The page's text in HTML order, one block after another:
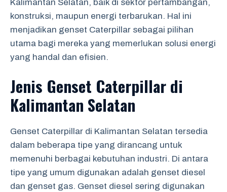
Kalimantan Selatan, baik di sektor pertambangan,
konstruksi, maupun energi terbarukan. Hal ini
menjadikan genset Caterpillar sebagai pilihan
utama bagi mereka yang memerlukan solusi energi
yang handal dan efisien.
Jenis Genset Caterpillar di
Kalimantan Selatan
Genset Caterpillar di Kalimantan Selatan tersedia
dalam beberapa tipe yang dirancang untuk
memenuhi berbagai kebutuhan industri. Di antara
tipe yang umum digunakan adalah genset diesel
dan genset gas. Genset diesel sering digunakan